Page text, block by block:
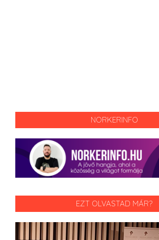
NORKERINFO
EZT OLVASTAD MÁR?